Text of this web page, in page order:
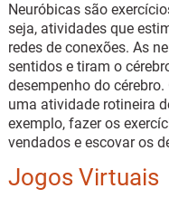
Neuróbicas são
seja, atividades que
redes de conexões. As
sentidos e tiram o
desempenho do
uma atividade rotineira
exemplo, fazer os
vendados e escovar os
Jogos Virtuais